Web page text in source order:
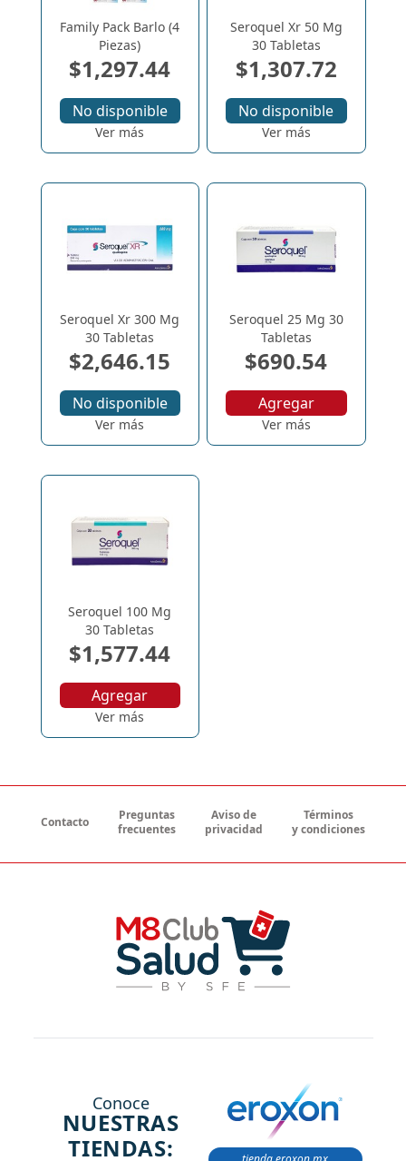
Family Pack Barlo (4
Piezas)
$1,297.44
No disponible
Ver más
Seroquel Xr 50 Mg
30 Tabletas
$1,307.72
No disponible
Ver más
Seroquel Xr 300 Mg
30 Tabletas
$2,646.15
No disponible
Ver más
Seroquel 25 Mg 30
Tabletas
$690.54
Agregar
Ver más
Seroquel 100 Mg
30 Tabletas
$1,577.44
Agregar
Ver más
Contacto
Preguntas
frecuentes
Aviso de
privacidad
Términos
y condiciones
Conoce
NUESTRAS
TIENDAS: